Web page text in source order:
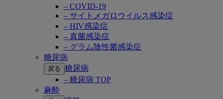
– COVID-19
– サイトメガロウイルス感染症
– HIV感染症
– 真菌感染症
– グラム陰性菌感染症
糖尿病
戻る 糖尿病
– 糖尿病 TOP
麻酔